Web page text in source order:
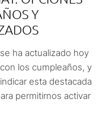
Y
ha actualizado hoy
los cumpleaños, y
esta destacada
permitirnos activar